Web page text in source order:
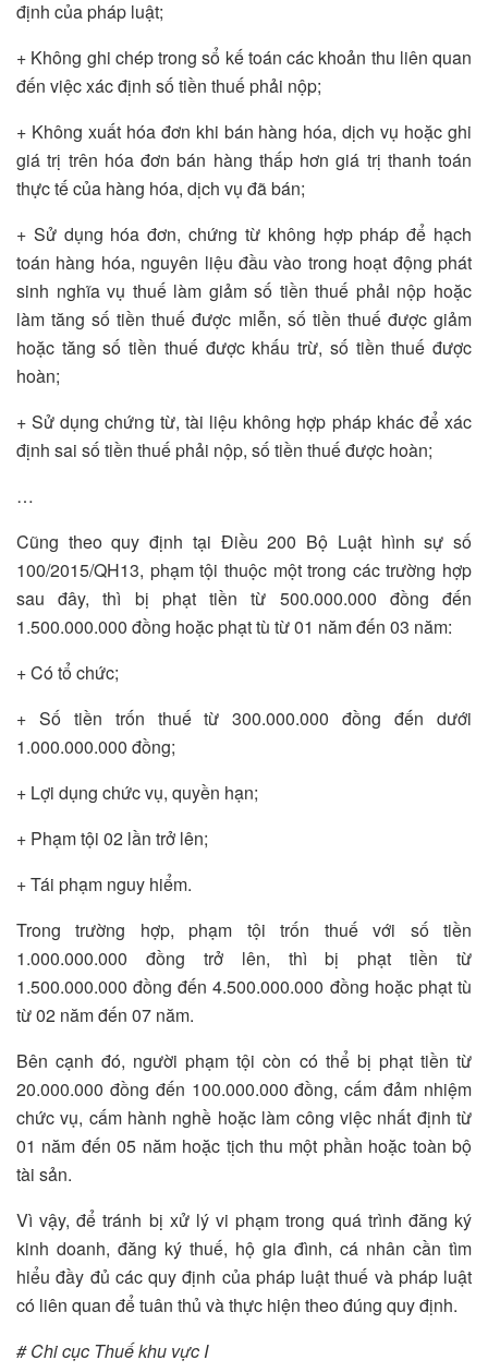
định của pháp luật;
+ Không ghi chép trong sổ kế toán các khoản thu liên quan
đến việc xác định số tiền thuế phải nộp;
+ Không xuất hóa đơn khi bán hàng hóa, dịch vụ hoặc ghi
giá trị trên hóa đơn bán hàng thấp hơn giá trị thanh toán
thực tế của hàng hóa, dịch vụ đã bán;
+ Sử dụng hóa đơn, chứng từ không hợp pháp để hạch
toán hàng hóa, nguyên liệu đầu vào trong hoạt động phát
sinh nghĩa vụ thuế làm giảm số tiền thuế phải nộp hoặc
làm tăng số tiền thuế được miễn, số tiền thuế được giảm
hoặc tăng số tiền thuế được khấu trừ, số tiền thuế được
hoàn;
+ Sử dụng chứng từ, tài liệu không hợp pháp khác để xác
định sai số tiền thuế phải nộp, số tiền thuế được hoàn;
…
Cũng theo quy định tại Điều 200 Bộ Luật hình sự số
100/2015/QH13, phạm tội thuộc một trong các trường hợp
sau đây, thì bị phạt tiền từ 500.000.000 đồng đến
1.500.000.000 đồng hoặc phạt tù từ 01 năm đến 03 năm:
+ Có tổ chức;
+ Số tiền trốn thuế từ 300.000.000 đồng đến dưới
1.000.000.000 đồng;
+ Lợi dụng chức vụ, quyền hạn;
+ Phạm tội 02 lần trở lên;
+ Tái phạm nguy hiểm.
Trong trường hợp, phạm tội trốn thuế với số tiền
1.000.000.000 đồng trở lên, thì bị phạt tiền từ
1.500.000.000 đồng đến 4.500.000.000 đồng hoặc phạt tù
từ 02 năm đến 07 năm.
Bên cạnh đó, người phạm tội còn có thể bị phạt tiền từ
20.000.000 đồng đến 100.000.000 đồng, cấm đảm nhiệm
chức vụ, cấm hành nghề hoặc làm công việc nhất định từ
01 năm đến 05 năm hoặc tịch thu một phần hoặc toàn bộ
tài sản.
Vì vậy, để tránh bị xử lý vi phạm trong quá trình đăng ký
kinh doanh, đăng ký thuế, hộ gia đình, cá nhân cần tìm
hiểu đầy đủ các quy định của pháp luật thuế và pháp luật
có liên quan để tuân thủ và thực hiện theo đúng quy định.
# Chi cục Thuế khu vực I